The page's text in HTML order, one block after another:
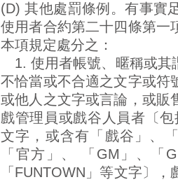
(D) 其他處罰條例。有事實
使用者合約第二十四條第一
本項規定處分之：
1. 使用者帳號、暱稱或其
不恰當或不合適之文字或符
或他人之文字或言論，或販
戲管理員或戲谷人員者〔
文字，或含有「戲谷」、
「官方」、 「GM」、「
「FUNTOWN」等文字〕